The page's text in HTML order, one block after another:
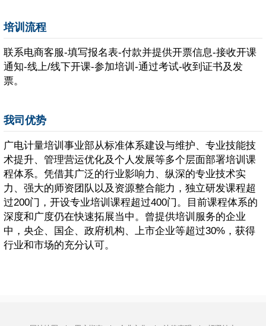
培训流程
联系电商客服-填写报名表-付款并提供开票信息-接收开课
通知-线上/线下开课-参加培训-通过考试-收到证书及发
票。
我司优势
广电计量培训事业部从标准体系建设与维护、专业技能技
术提升、管理营运优化及个人发展等多个层面部署培训课
程体系。凭借其广泛的行业影响力、纵深的专业技术实
力、强大的师资团队以及资源整合能力，独立研发课程超
过200门，开设专业培训课程超过400门。目前课程体系的
深度和广度仍在快速拓展当中。曾提供培训服务的企业
中，央企、国企、政府机构、上市企业等超过30%，获得
行业和市场的充分认可。